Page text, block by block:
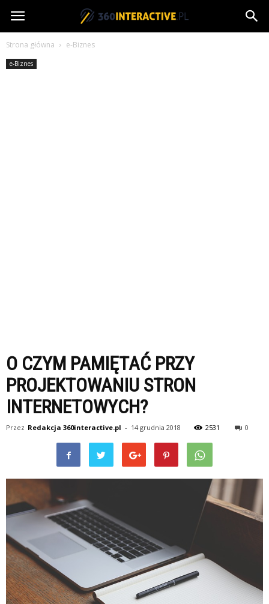
360interactive.pl
Strona główna e-Biznes
e-Biznes
O CZYM PAMIĘTAĆ PRZY
PROJEKTOWANIU STRON
INTERNETOWYCH?
Przez Redakcja 360interactive.pl - 14 grudnia 2018 2531 0